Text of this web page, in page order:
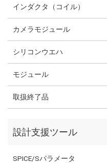
インダクタ（コイル）
カメラモジュール
シリコンウエハ
モジュール
取扱終了品
設計支援ツール
SPICE/Sパラメータ